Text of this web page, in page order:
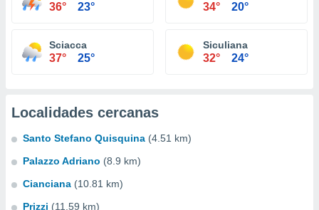
36° 23° 34° 20°
Sciacca
37° 25°
Siculiana
32° 24°
Localidades cercanas
Santo Stefano Quisquina (4.51 km)
Palazzo Adriano (8.9 km)
Cianciana (10.81 km)
Prizzi (11.59 km)